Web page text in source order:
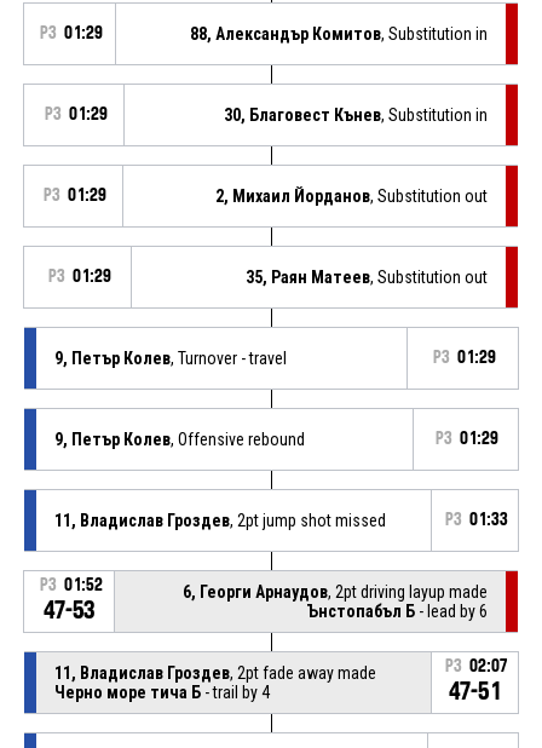
P3 01:29 88, Александър Комитов, Substitution in
P3 01:29 30, Благовест Кънев, Substitution in
P3 01:29 2, Михаил Йорданов, Substitution out
P3 01:29 35, Раян Матеев, Substitution out
9, Петър Колев, Turnover - travel P3 01:29
9, Петър Колев, Offensive rebound P3 01:29
11, Владислав Гроздев, 2pt jump shot missed P3 01:33
P3 01:52
47-53
6, Георги Арнаудов, 2pt driving layup made
Ънстопабъл Б - lead by 6
11, Владислав Гроздев, 2pt fade away made
Черно море тича Б- trail by 4
P3 02:07
47-51